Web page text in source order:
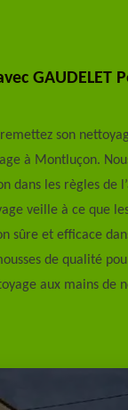
GAUDELET
son
à Montluçon.
dans les règles de
veille à ce que
sûre et efficace
de qualité
aux mains de